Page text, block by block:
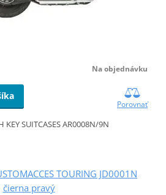
Na objednávku
Porovnať
KEY SUITCASES AR0008N/9N
TOURING JD0001N
čierna pravý